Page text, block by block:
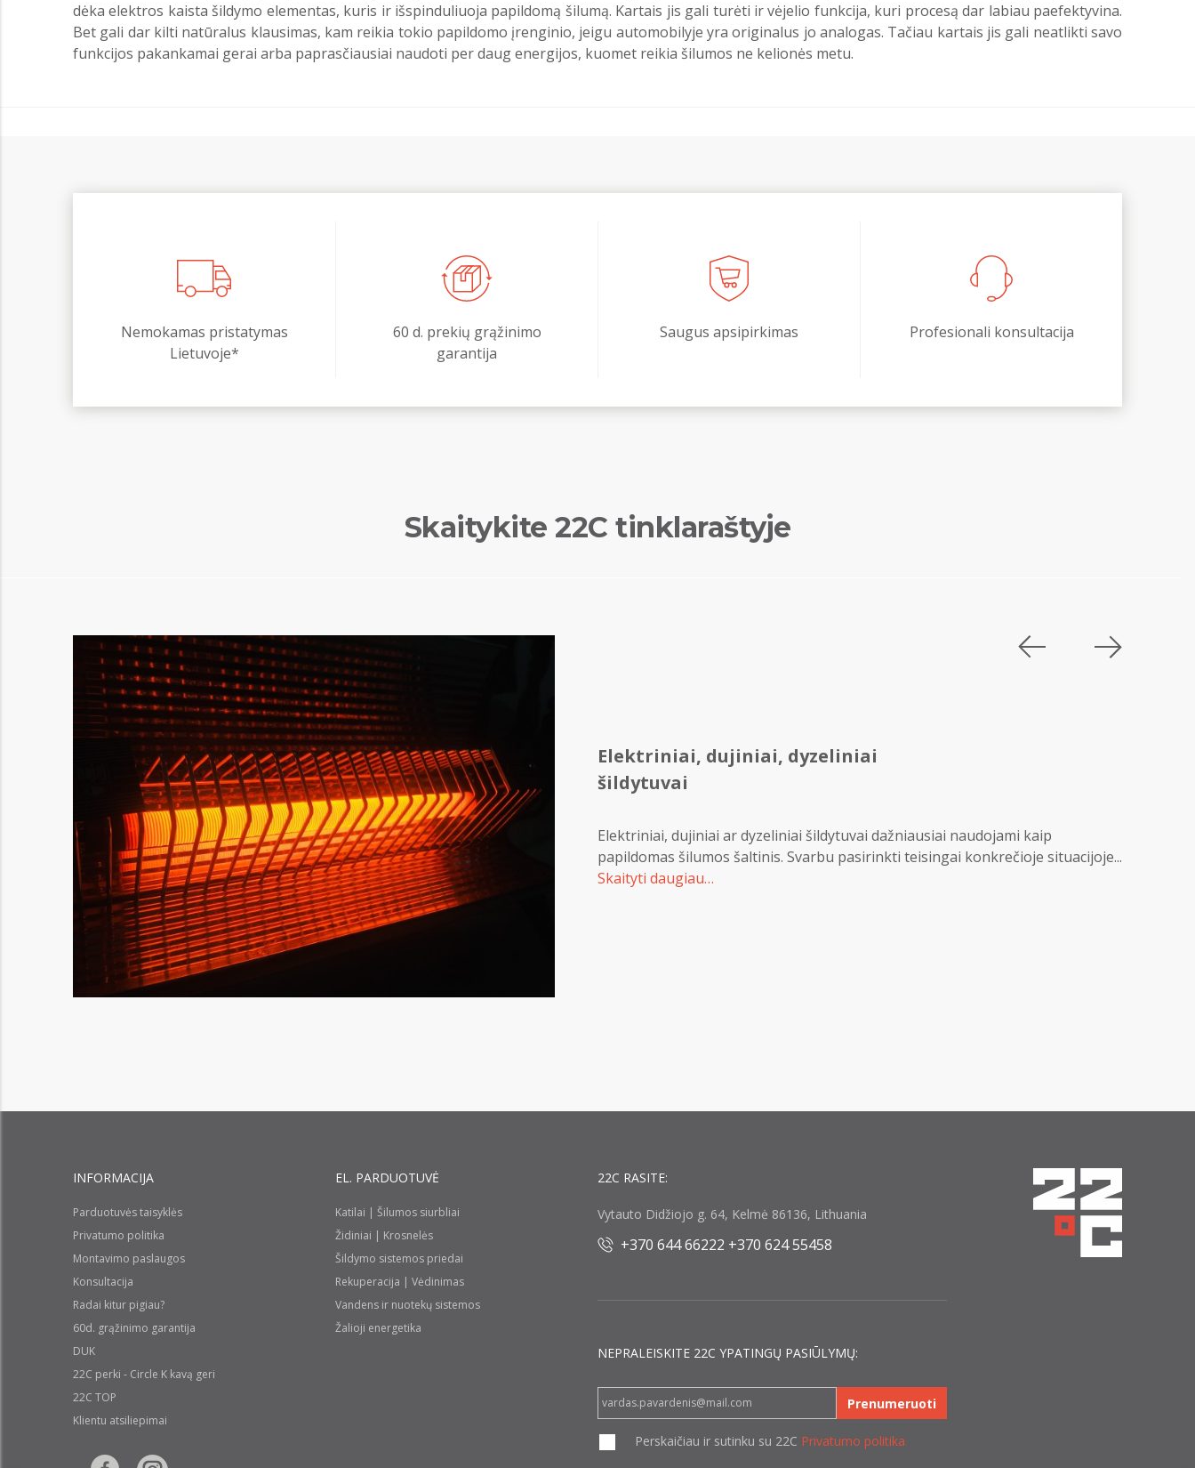
dėka elektros kaista šildymo elementas, kuris ir išspinduliuoja papildomą šilumą. Kartais jis gali turėti ir vėjelio funkcija, kuri procesą dar labiau paefektyvina.
Bet gali dar kilti natūralus klausimas, kam reikia tokio papildomo įrenginio, jeigu automobilyje yra originalus jo analogas. Tačiau kartais jis gali neatlikti savo
funkcijos pakankamai gerai arba paprasčiausiai naudoti per daug energijos, kuomet reikia šilumos ne kelionės metu.
Nemokamas pristatymas
Lietuvoje*
60 d. prekių grąžinimo
garantija
Saugus apsipirkimas Profesionali konsultacija
Skaitykite 22C tinklaraštyje
Elektriniai, dujiniai, dyzeliniai
šildytuvai
Elektriniai, dujiniai ar dyzeliniai šildytuvai dažniausiai naudojami kaip
papildomas šilumos šaltinis. Svarbu pasirinkti teisingai konkrečioje situacijoje...
Skaityti daugiau…
INFORMACIJA
Parduotuvės taisyklės
Privatumo politika
Montavimo paslaugos
Konsultacija
Radai kitur pigiau?
60d. grąžinimo garantija
DUK
22C perki - Circle K kavą geri
22C TOP
Klientu atsiliepimai
EL. PARDUOTUVĖ
Katilai | Šilumos siurbliai
Židiniai | Krosnelės
Šildymo sistemos priedai
Rekuperacija | Vėdinimas
Vandens ir nuotekų sistemos
Žalioji energetika
22C RASITE:
Vytauto Didžiojo g. 64, Kelmė 86136, Lithuania
+370 644 66222 +370 624 55458
NEPRALEISKITE 22С YPATINGŲ PASIŪLYMŲ:
Prenumeruoti
Perskaičiau ir sutinku su 22C Privatumo politika